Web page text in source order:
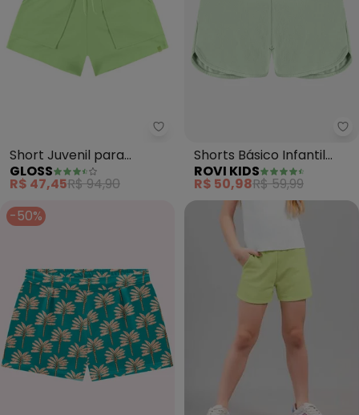
Gloss - Short Juvenil para
Short Juvenil para
Menina (Verde)
GLOSS
R$ 47,45R$ 94,90
Shorts Básico Infantil
Feminino (Verde)
ROVI KIDS
R$ 50,98R$ 59,99
-50%